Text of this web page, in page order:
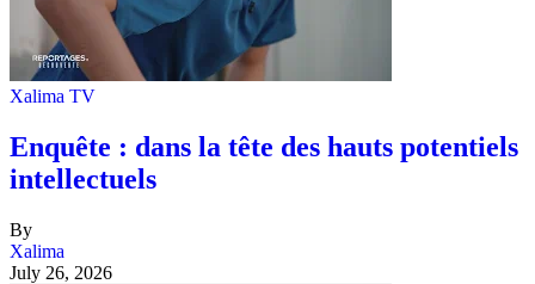
Xalima TV
Enquête : dans la tête des hauts potentiels
intellectuels
By
Xalima
July 26, 2026